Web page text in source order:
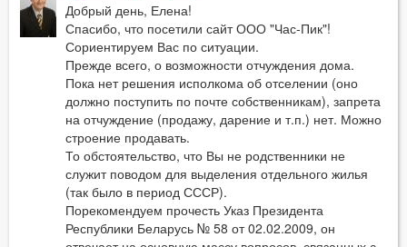
Добрый день, Елена!
Спасибо, что посетили сайт ООО "Час-Пик"!
Сориентируем Вас по ситуации.
Прежде всего, о возможности отчуждения дома.
Пока нет решения исполкома об отселении (оно
должно поступить по почте собственникам), запрета
на отчуждение (продажу, дарение и т.п.) нет. Можно
строение продавать.
То обстоятельство, что Вы не родственники не
служит поводом для выделения отдельного жилья
(так было в период СССР).
Порекомендуем прочесть Указ Президента
Республики Беларусь № 58 от 02.02.2009, он